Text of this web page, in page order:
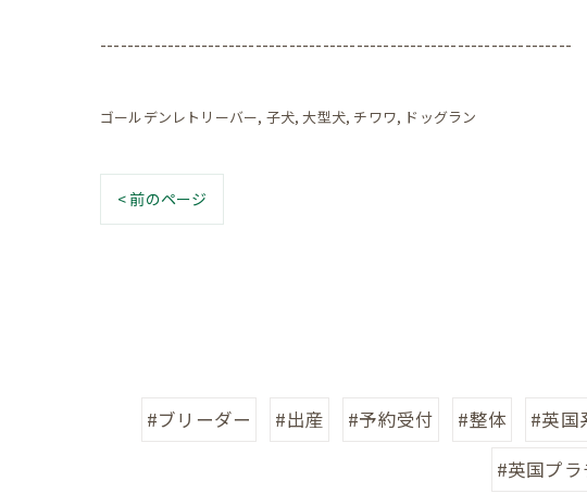
----------------------------------------------------------------------
ゴールデンレトリーバー 子犬 大型犬 チワワ ドッグラン
< 前のページ
#ブリーダー #出産 #予約受付 #整体 #英国
#英国プ